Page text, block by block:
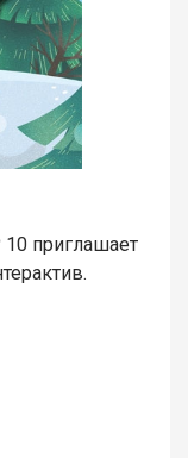
приглашает